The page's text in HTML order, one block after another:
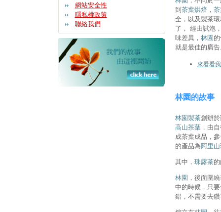
網站安全性
隱私權政策
聯絡我們
到 茶葉烘焙，
全，以及製茶
了， 經由試泡
味差異， 林園
就是最佳的廣告
來看看
林園的故事
林園製茶創辦
高山茶葉，由
成茶葉成品，
的產品為阿里
其中， 珠露茶的
林園 ，後面圍
中的時候，只
錯，不需要去